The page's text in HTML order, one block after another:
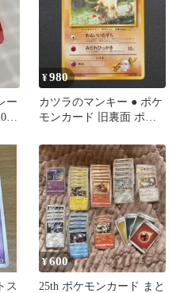
ー
¥980
カツラのマンキー ● ポケ
モンカード 旧裏面 ポケ
ス
¥600
25th ポケモンカード まと